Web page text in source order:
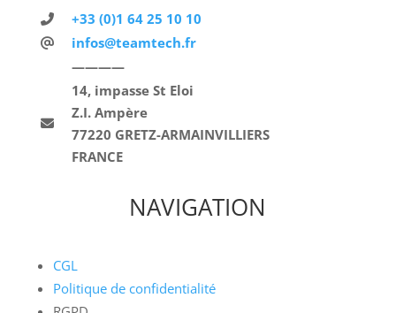
+33 (0)1 64 25 10 10
infos@teamtech.fr
————
14, impasse St Eloi
Z.I. Ampère
77220 GRETZ-ARMAINVILLIERS
FRANCE
NAVIGATION
CGL
Politique de confidentialité